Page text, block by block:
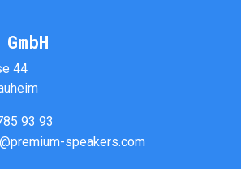
44
93 93
speakers.com